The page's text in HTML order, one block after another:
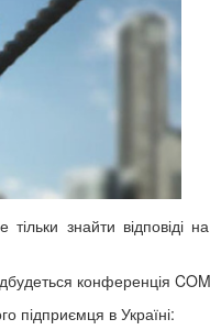
знайти відповіді
конференція
підприємця в Україні: